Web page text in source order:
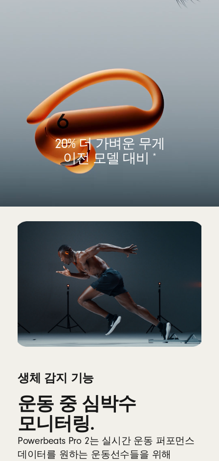
20% 더 가벼운 무게
이전 모델 대비
*
생체 감지 기능
운동 중 심박수
모니터링.
Powerbeats Pro 2는 실시간 운동 퍼포먼스
데이터를 원하는 운동선수들을 위해